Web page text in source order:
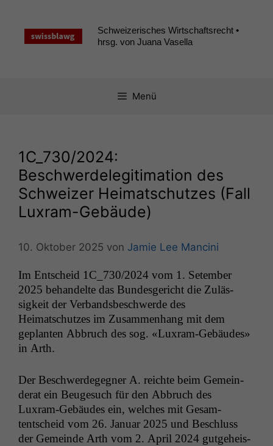
springen
Schweizerisches Wirtschaftsrecht •
hrsg. von Juana Vasella
Menü
1C_730/2024:
Beschwerdelegitimation des
Schweizer Heimatschutzes (Fall
Luxram-Gebäude)
10. Oktober 2025 von Jamie Lee Mancini
Im Entscheid 1C_730/2024 vom 1. Setem­ber
2025 behan­delte das Bun­des­gericht die Zuläs­
sigkeit der Ver­bands­beschw­erde des
Heimatschutzes im Zusam­men­hang mit dem
geplanten Abbruch des sog. «Luxram-Gebäudes»
in Arth.
Der Beschw­erdegeg­n­er A. reichte beim Gemein­
der­at ein Beuge­such für den Abbruch des
Luxram-Gebäudes ein, welch­es mit Gesam­
tentscheid vom 26. Jan­u­ar 2025 und Beschluss
der Gemeinde Arth vom 2. April 2024 gut­ge­heis­